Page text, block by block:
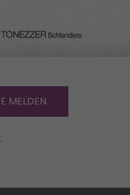
MELDEN